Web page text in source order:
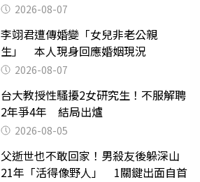
2026-08-07
李翊君遭傳婚變「女兒非老公親
生」 本人現身回應婚姻現況
2026-08-07
台大教授性騷擾2女研究生！不服解聘
2年爭4年 結局出爐
2026-08-05
父逝世也不敢回家！男殺友後躲深山
21年「活得像野人」 1關鍵出面自首